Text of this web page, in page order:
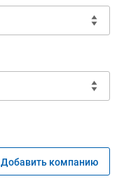
Добавить компанию